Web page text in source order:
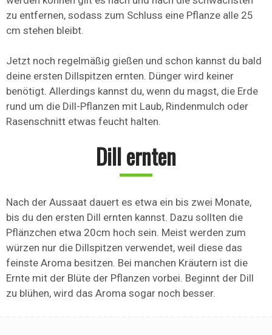
zu entfernen, sodass zum Schluss eine Pflanze alle 25
cm stehen bleibt.
Jetzt noch regelmäßig gießen und schon kannst du bald
deine ersten Dillspitzen ernten. Dünger wird keiner
benötigt. Allerdings kannst du, wenn du magst, die Erde
rund um die Dill-Pflanzen mit Laub, Rindenmulch oder
Rasenschnitt etwas feucht halten.
Dill ernten
Nach der Aussaat dauert es etwa ein bis zwei Monate,
bis du den ersten Dill ernten kannst. Dazu sollten die
Pflänzchen etwa 20cm hoch sein. Meist werden zum
würzen nur die Dillspitzen verwendet, weil diese das
feinste Aroma besitzen. Bei manchen Kräutern ist die
Ernte mit der Blüte der Pflanzen vorbei. Beginnt der Dill
zu blühen, wird das Aroma sogar noch besser.